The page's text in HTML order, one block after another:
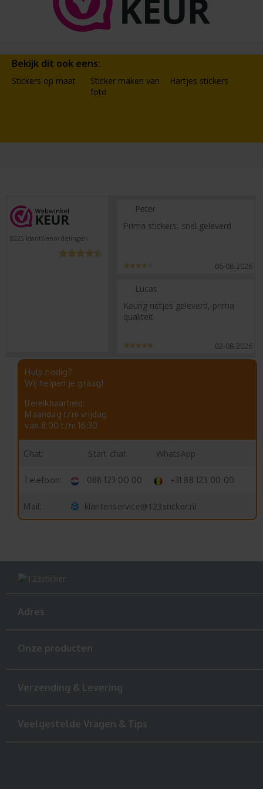
Bekijk dit ook eens:
Stickers op maat
Sticker maken van
foto
Hartjes stickers
8225 klantbeoordelingen
Peter
Prima stickers, snel geleverd
06-08-2026
Lucas
Keurig netjes geleverd, prima
qualiteit
02-08-2026
Hulp nodig?
Wij helpen je graag!
Bereikbaarheid:
Maandag t/m vrijdag
van 8:00 t/m 16:30
Chat: Start chat WhatsApp
Telefoon: 088 123 00 00 +31 88 123 00 00
Mail: klantenservice@123sticker.nl
Adres
Onze producten
Verzending & Levering
Veelgestelde Vragen & Tips